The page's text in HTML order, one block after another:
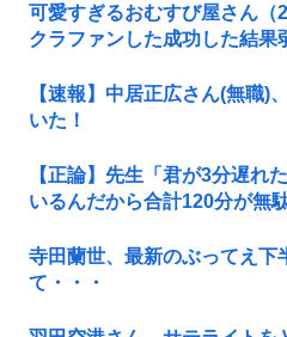
可愛すぎるおむすび屋さん（
クラファンした成功した結果
【速報】中居正広さん(無職)
いた！
【正論】先生「君が3分遅れ
いるんだから合計120分が無
寺田蘭世、最新のぶってえ下
て・・・